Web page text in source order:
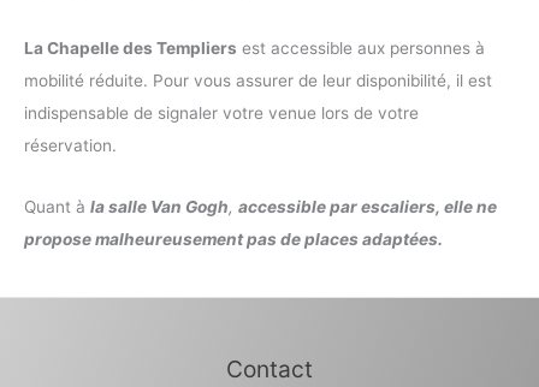
La Chapelle des Templiers est accessible aux personnes à
mobilité réduite. Pour vous assurer de leur disponibilité, il est
indispensable de signaler votre venue lors de votre
réservation.
Quant à la salle Van Gogh, accessible par escaliers, elle ne
propose malheureusement pas de places adaptées.
Contact